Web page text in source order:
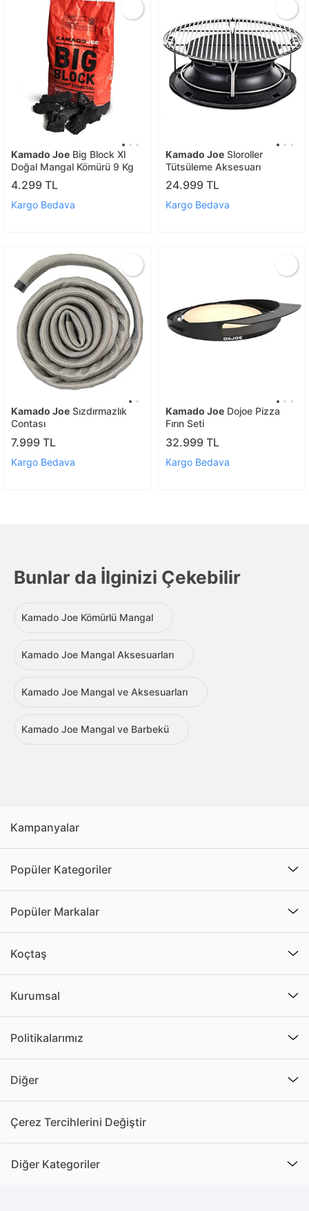
Kamado Joe Big Block Xl
Doğal Mangal Kömürü 9 Kg
4.299 TL
Kargo Bedava
Kamado Joe Sloroller
Tütsüleme Aksesuarı
24.999 TL
Kargo Bedava
Kamado Joe Sızdırmazlık
Contası
7.999 TL
Kargo Bedava
Kamado Joe Dojoe Pizza
Fırın Seti
32.999 TL
Kargo Bedava
Bunlar da İlginizi Çekebilir
Kamado Joe Kömürlü Mangal
Kamado Joe Mangal Aksesuarları
Kamado Joe Mangal ve Aksesuarları
Kamado Joe Mangal ve Barbekü
Kampanyalar
Popüler Kategoriler
Popüler Markalar
Koçtaş
Kurumsal
Politikalarımız
Diğer
Çerez Tercihlerini Değiştir
Diğer Kategoriler